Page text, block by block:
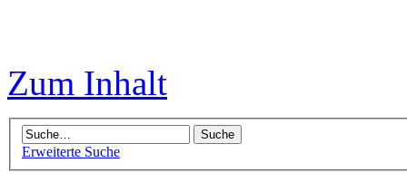
Zum Inhalt
Erweiterte Suche